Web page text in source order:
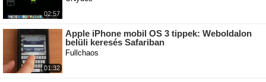
02:57
01:32
Apple iPhone mobil OS 3 tippek: Weboldalon
belüli keresés Safariban
Fullchaos